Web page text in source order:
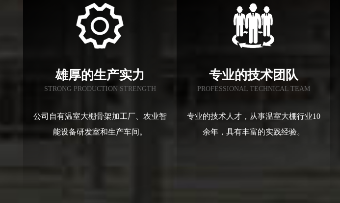
雄厚的生产实力
STRONG PRODUCTION STRENGTH
公司自有温室大棚骨架加工厂、农业智
能设备研发室和生产车间。
专业的技术团队
PROFESSIONAL TECHNICAL TEAM
专业的技术人才，从事温室大棚行业10
余年，具有丰富的实践经验。